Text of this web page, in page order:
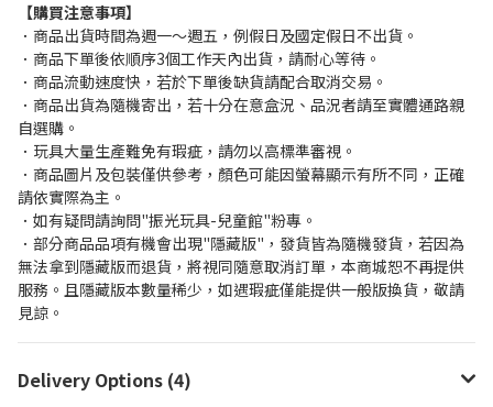
【購買注意事項】
．商品出貨時間為週一～週五，例假日及國定假日不出貨。
．商品下單後依順序3個工作天內出貨，請耐心等待。
．商品流動速度快，若於下單後缺貨請配合取消交易。
．商品出貨為隨機寄出，若十分在意盒況、品況者請至實體通路親
自選購。
．玩具大量生產難免有瑕疵，請勿以高標準審視。
．商品圖片及包裝僅供參考，顏色可能因螢幕顯示有所不同，正確
請依實際為主。
．如有疑問請詢問"振光玩具-兒童館"粉專。
．部分商品品項有機會出現"隱藏版"，發貨皆為隨機發貨，若因為
無法拿到隱藏版而退貨，將視同隨意取消訂單，本商城恕不再提供
服務。且隱藏版本數量稀少，如遇瑕疵僅能提供一般版換貨，敬請
見諒。
Delivery Options (4)